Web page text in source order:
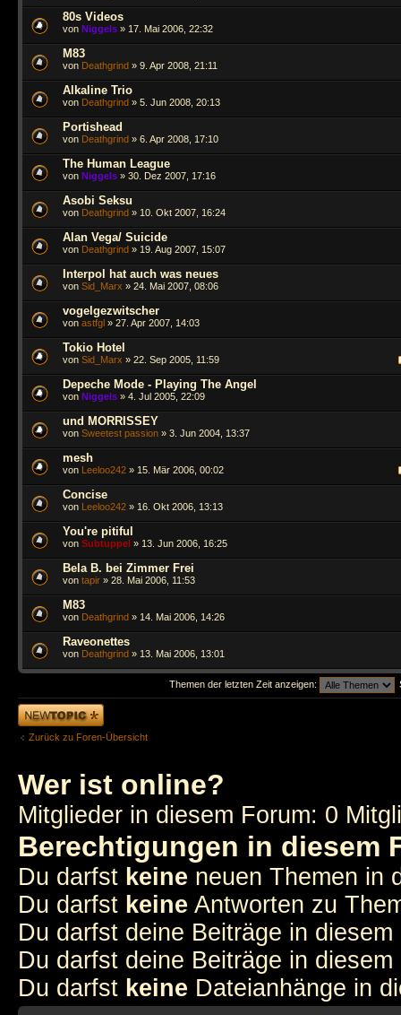
80s Videos
von Niggels » 17. Mai 2006, 22:32
M83
von Deathgrind » 9. Apr 2008, 21:11
Alkaline Trio
von Deathgrind » 5. Jun 2008, 20:13
Portishead
von Deathgrind » 6. Apr 2008, 17:10
The Human League
von Niggels » 30. Dez 2007, 17:16
Asobi Seksu
von Deathgrind » 10. Okt 2007, 16:24
Alan Vega/ Suicide
von Deathgrind » 19. Aug 2007, 15:07
Interpol hat auch was neues
von Sid_Marx » 24. Mai 2007, 08:06
vogelgezwitscher
von astfgl » 27. Apr 2007, 14:03
Tokio Hotel
von Sid_Marx » 22. Sep 2005, 11:59
Depeche Mode - Playing The Angel
von Niggels » 4. Jul 2005, 22:09
und MORRISSEY
von Sweetest passion » 3. Jun 2004, 13:37
mesh
von Leeloo242 » 15. Mär 2006, 00:02
Concise
von Leeloo242 » 16. Okt 2006, 13:13
You're pitiful
von Subtuppel » 13. Jun 2006, 16:25
Bela B. bei Zimmer Frei
von tapir » 28. Mai 2006, 11:53
M83
von Deathgrind » 14. Mai 2006, 14:26
Raveonettes
von Deathgrind » 13. Mai 2006, 13:01
Themen der letzten Zeit anzeigen:
Neues Thema
erstellen
Zurück zu Foren-Übersicht
Wer ist online?
Mitglieder in diesem Forum: 0
Berechtigungen in diesem
Du darfst keine neuen Themen in
Du darfst keine Antworten zu
Du darfst deine Beiträge in
Du darfst deine Beiträge in
Du darfst keine Dateianhänge in